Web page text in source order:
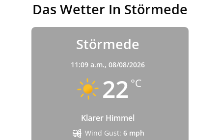
Das Wetter In Störmede
Störmede
11:09 a.m., 08/08/2026
22 °C
Klarer Himmel
Wind Gust: 6 mph